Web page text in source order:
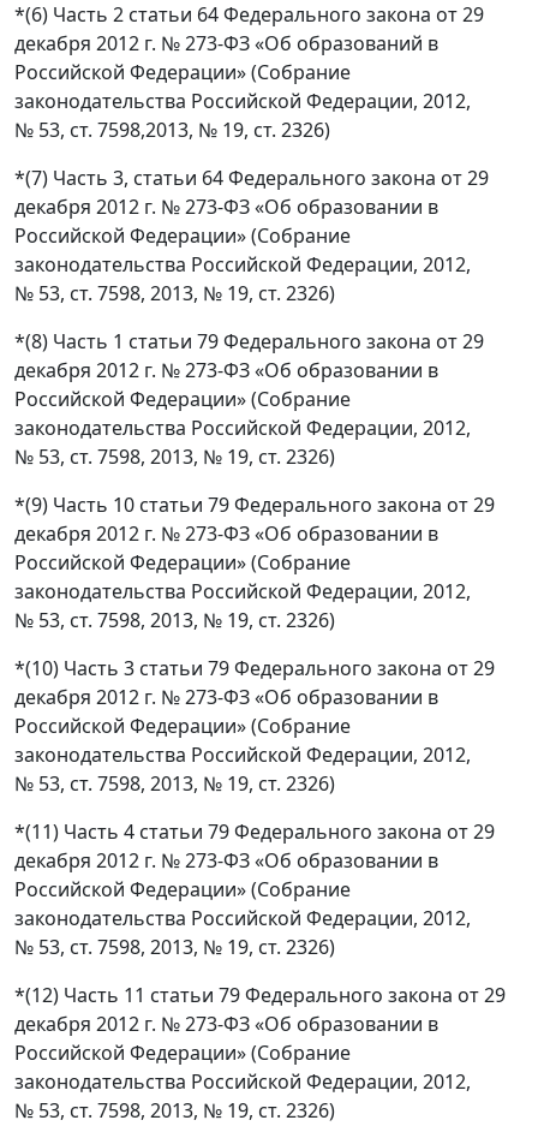
*(6) Часть 2 статьи 64 Федерального закона от 29
декабря 2012 г. № 273-ФЗ «Об образований в
Российской Федерации» (Собрание
законодательства Российской Федерации, 2012,
№ 53, ст. 7598,2013, № 19, ст. 2326)
*(7) Часть 3, статьи 64 Федерального закона от 29
декабря 2012 г. № 273-ФЗ «Об образовании в
Российской Федерации» (Собрание
законодательства Российской Федерации, 2012,
№ 53, ст. 7598, 2013, № 19, ст. 2326)
*(8) Часть 1 статьи 79 Федерального закона от 29
декабря 2012 г. № 273-ФЗ «Об образовании в
Российской Федерации» (Собрание
законодательства Российской Федерации, 2012,
№ 53, ст. 7598, 2013, № 19, ст. 2326)
*(9) Часть 10 статьи 79 Федерального закона от 29
декабря 2012 г. № 273-ФЗ «Об образовании в
Российской Федерации» (Собрание
законодательства Российской Федерации, 2012,
№ 53, ст. 7598, 2013, № 19, ст. 2326)
*(10) Часть 3 статьи 79 Федерального закона от 29
декабря 2012 г. № 273-ФЗ «Об образовании в
Российской Федерации» (Собрание
законодательства Российской Федерации, 2012,
№ 53, ст. 7598, 2013, № 19, ст. 2326)
*(11) Часть 4 статьи 79 Федерального закона от 29
декабря 2012 г. № 273-ФЗ «Об образовании в
Российской Федерации» (Собрание
законодательства Российской Федерации, 2012,
№ 53, ст. 7598, 2013, № 19, ст. 2326)
*(12) Часть 11 статьи 79 Федерального закона от 29
декабря 2012 г. № 273-ФЗ «Об образовании в
Российской Федерации» (Собрание
законодательства Российской Федерации, 2012,
№ 53, ст. 7598, 2013, № 19, ст. 2326)